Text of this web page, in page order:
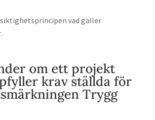
vad gäller
om ett projekt
krav ställda för
Trygg